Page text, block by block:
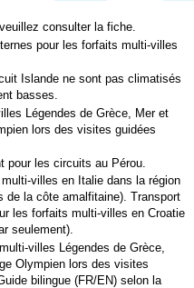
consulter la fiche.
pour les forfaits multi-villes
Islande ne sont pas climatisés
basses.
Légendes de Grèce, Mer et
lors des visites guidées
pour les circuits au Pérou.
villes en Italie dans la région
de la côte amalfitaine). Transport
les forfaits multi-villes en Croatie
seulement).
villes Légendes de Grèce,
Olympien lors des visites
bilingue (FR/EN) selon la